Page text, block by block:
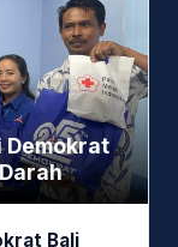
Demokrat
Bali